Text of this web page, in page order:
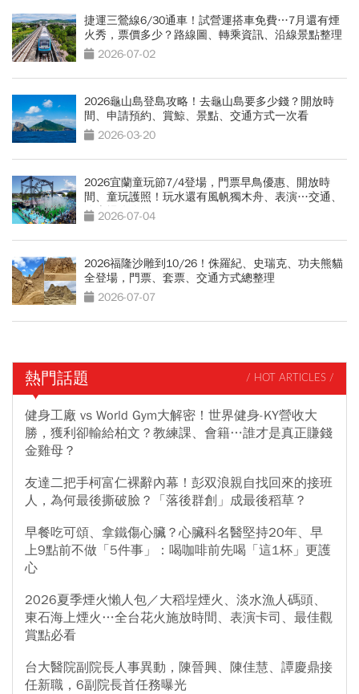
捷運三鶯線6/30通車！試營運搭車免費…7月還有煙
火秀，票價多少？路線圖、轉乘資訊、沿線景點整理
2026-07-02
2026龜山島登島攻略！去龜山島要多少錢？開放時
間、申請預約、賞鯨、景點、交通方式一次看
2026-03-20
2026宜蘭童玩節7/4登場，門票早鳥優惠、開放時
間、童玩護照！玩水還有風帆獨木舟、表演…交通、
停車場攻略
2026-07-04
2026福隆沙雕到10/26！侏羅紀、史瑞克、功夫熊貓
全登場，門票、套票、交通方式總整理
2026-07-07
熱門話題 / HOT ARTICLES /
健身工廠 vs World Gym大解密！世界健身-KY營收大
勝，獲利卻輸給柏文？教練課、會籍…誰才是真正賺錢
金雞母？
友達二把手柯富仁裸辭內幕！彭双浪親自找回來的接班
人，為何最後撕破臉？「落後群創」成最後稻草？
早餐吃可頌、拿鐵傷心臟？心臟科名醫堅持20年、早
上9點前不做「5件事」：喝咖啡前先喝「這1杯」更護
心
2026夏季煙火懶人包／大稻埕煙火、淡水漁人碼頭、
東石海上煙火…全台花火施放時間、表演卡司、最佳觀
賞點必看
台大醫院副院長人事異動，陳晉興、陳佳慧、譚慶鼎接
任新職，6副院長首任務曝光